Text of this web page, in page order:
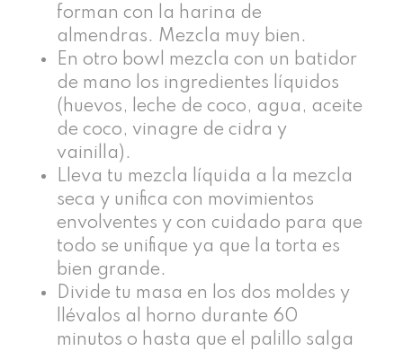
forman con la harina de
almendras. Mezcla muy bien.
En otro bowl mezcla con un batidor
de mano los ingredientes líquidos
(huevos, leche de coco, agua, aceite
de coco, vinagre de cidra y
vainilla).
Lleva tu mezcla líquida a la mezcla
seca y unifica con movimientos
envolventes y con cuidado para que
todo se unifique ya que la torta es
bien grande.
Divide tu masa en los dos moldes y
llévalos al horno durante 60
minutos o hasta que el palillo salga